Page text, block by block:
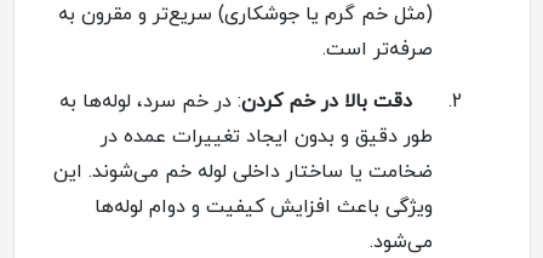
(مثل خم گرم یا جوشکاری) سریع‌تر و مقرون به
صرفه‌تر است.
2.
دقت بالا در خم کردن: در خم سرد، لوله‌ها به
طور دقیق و بدون ایجاد تغییرات عمده در
ضخامت یا ساختار داخلی لوله خم می‌شوند. این
ویژگی باعث افزایش کیفیت و دوام لوله‌ها
می‌شود.